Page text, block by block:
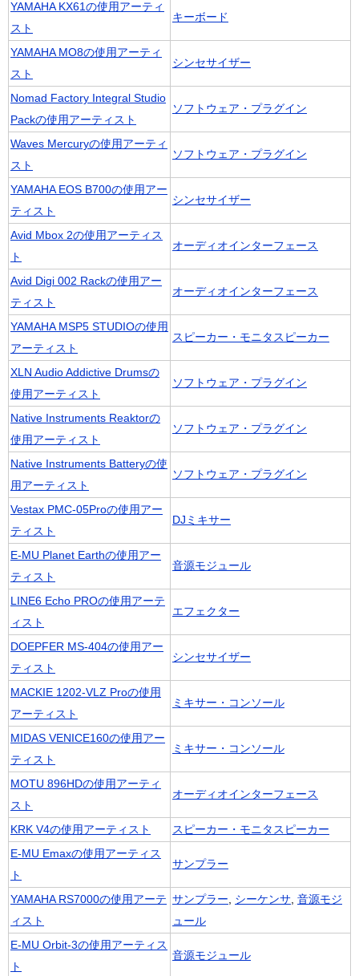
YAMAHA KX61の使用アーティ
スト
キーボード
YAMAHA MO8の使用アーティ
スト
シンセサイザー
Nomad Factory Integral Studio
Packの使用アーティスト
ソフトウェア・プラグイン
Waves Mercuryの使用アーティ
スト
ソフトウェア・プラグイン
YAMAHA EOS B700の使用アー
ティスト
シンセサイザー
Avid Mbox 2の使用アーティス
ト
オーディオインターフェース
Avid Digi 002 Rackの使用アー
ティスト
オーディオインターフェース
YAMAHA MSP5 STUDIOの使用
アーティスト
スピーカー・モニタスピーカー
XLN Audio Addictive Drumsの
使用アーティスト
ソフトウェア・プラグイン
Native Instruments Reaktorの
使用アーティスト
ソフトウェア・プラグイン
Native Instruments Batteryの使
用アーティスト
ソフトウェア・プラグイン
Vestax PMC-05Proの使用アー
ティスト
DJミキサー
E-MU Planet Earthの使用アー
ティスト
音源モジュール
LINE6 Echo PROの使用アーテ
ィスト
エフェクター
DOEPFER MS-404の使用アー
ティスト
シンセサイザー
MACKIE 1202-VLZ Proの使用
アーティスト
ミキサー・コンソール
MIDAS VENICE160の使用アー
ティスト
ミキサー・コンソール
MOTU 896HDの使用アーティ
スト
オーディオインターフェース
KRK V4の使用アーティスト
スピーカー・モニタスピーカー
E-MU Emaxの使用アーティス
ト
サンプラー
YAMAHA RS7000の使用アーテ
ィスト
サンプラー, シーケンサ, 音源モジ
ュール
E-MU Orbit-3の使用アーティス
ト
音源モジュール